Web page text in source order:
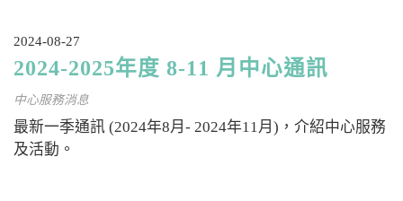
2024-08-27
2024-2025年度 8-11 月中心通訊
中心服務消息
最新一季通訊 (2024年8月- 2024年11月)，介紹中心服務
及活動。